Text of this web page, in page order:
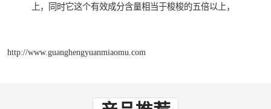
上，同时它这个有效成分含量相当于梭梭的五倍以上，
http://www.guanghengyuanmiaomu.com